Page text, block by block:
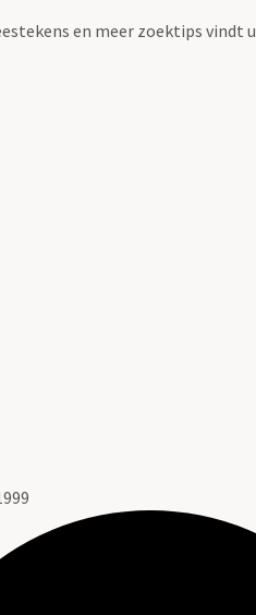
en meer zoektips vindt u